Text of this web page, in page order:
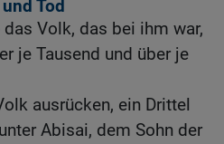
Tod
Volk, das bei ihm war,
je Tausend und über je
ausrücken, ein Drittel
Abisai, dem Sohn der